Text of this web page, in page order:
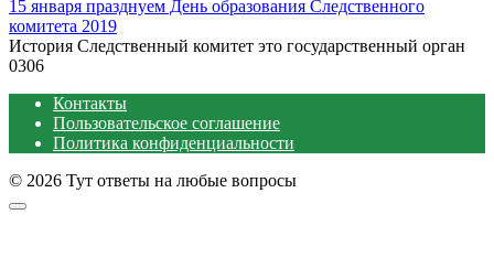
15 января празднуем День образования Следственного
комитета 2019
История Следственный комитет это государственный орган
0306
Контакты
Пользовательское соглашение
Политика конфиденциальности
© 2026 Тут ответы на любые вопросы